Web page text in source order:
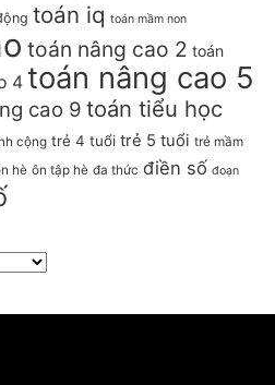
toán iq toán mầm non
toán nâng cao 2 toán
4 toán nâng cao 5
cao 9 toán tiểu học
cộng trẻ 4 tuổi trẻ 5 tuổi trẻ mầm
hè ôn tập hè đa thức điền số đoạn